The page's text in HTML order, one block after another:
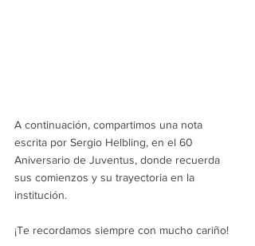
A continuación, compartimos una nota
escrita por Sergio Helbling, en el 60
Aniversario de Juventus, donde recuerda
sus comienzos y su trayectoria en la
institución.
¡Te recordamos siempre con mucho cariño!